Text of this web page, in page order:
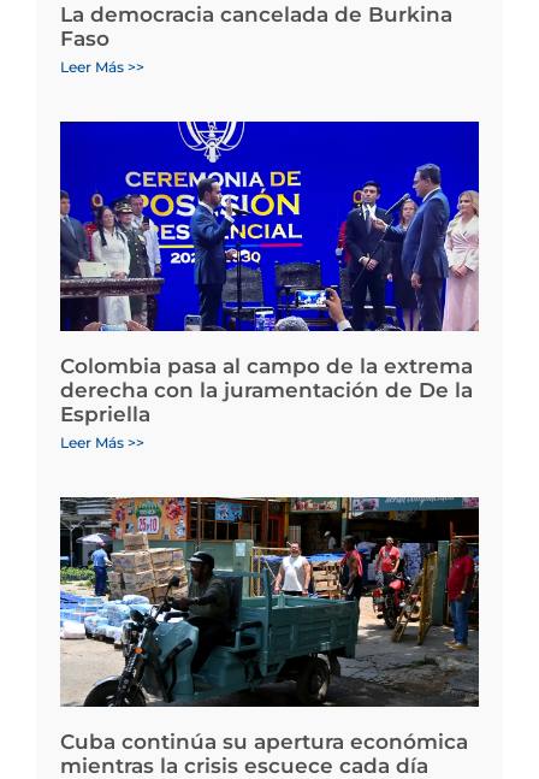
La democracia cancelada de Burkina
Faso
Leer Más >>
Colombia pasa al campo de la extrema
derecha con la juramentación de De la
Espriella
Leer Más >>
Cuba continúa su apertura económica
mientras la crisis escuece cada día